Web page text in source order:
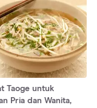
Taoge untuk
Pria dan Wanita,